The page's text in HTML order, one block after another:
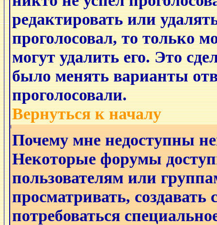
редактировать или
проголосовал, то только
могут удалить его. Это
было менять варианты
проголосовали.
Вернуться к началу
Почему мне недоступны
Некоторые форумы
пользователям или
просматривать,
потребоваться